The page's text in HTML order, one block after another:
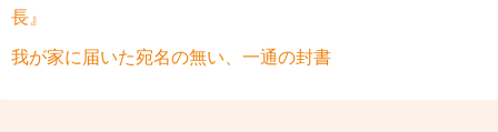
長』
我が家に届いた宛名の無い、一通の封書